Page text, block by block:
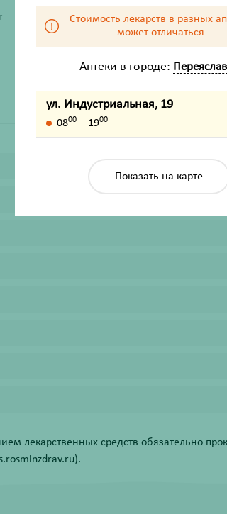
ХАРАКТЕРИСТИКИ
Адванс
лекарственных средств обязательно
Стоимость лекарств в разных
может отличаться
Аптеки в городе:
ул. Индустриальная, 19
0800 – 1900
Показать на карте